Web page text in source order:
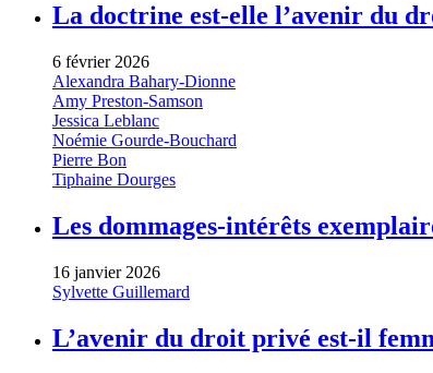
La doctrine est-elle l’avenir du
6 février 2026
Alexandra Bahary-Dionne
Amy Preston-Samson
Jessica Leblanc
Noémie Gourde-Bouchard
Pierre Bon
Tiphaine Dourges
Les dommages-intérêts
16 janvier 2026
Sylvette Guillemard
L’avenir du droit privé est-il